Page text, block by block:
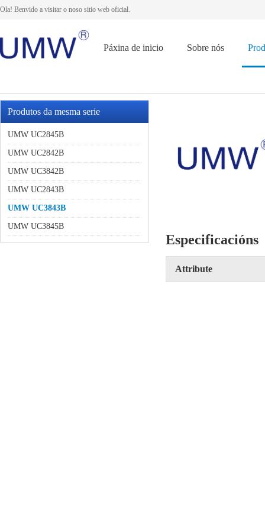
Ola! Benvido a visitar o noso sitio web oficial.
Páxina de inicio Sobre nós
Produtos da mesma serie
UMW UC2845B
UMW UC2842B
UMW UC3842B
UMW UC2843B
UMW UC3843B
UMW UC3845B
Especificacións
Attribute